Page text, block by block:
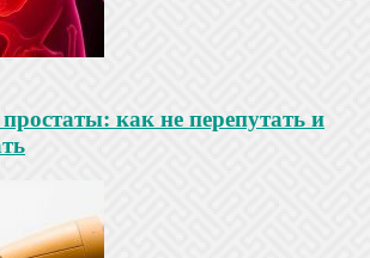
как не перепутать и